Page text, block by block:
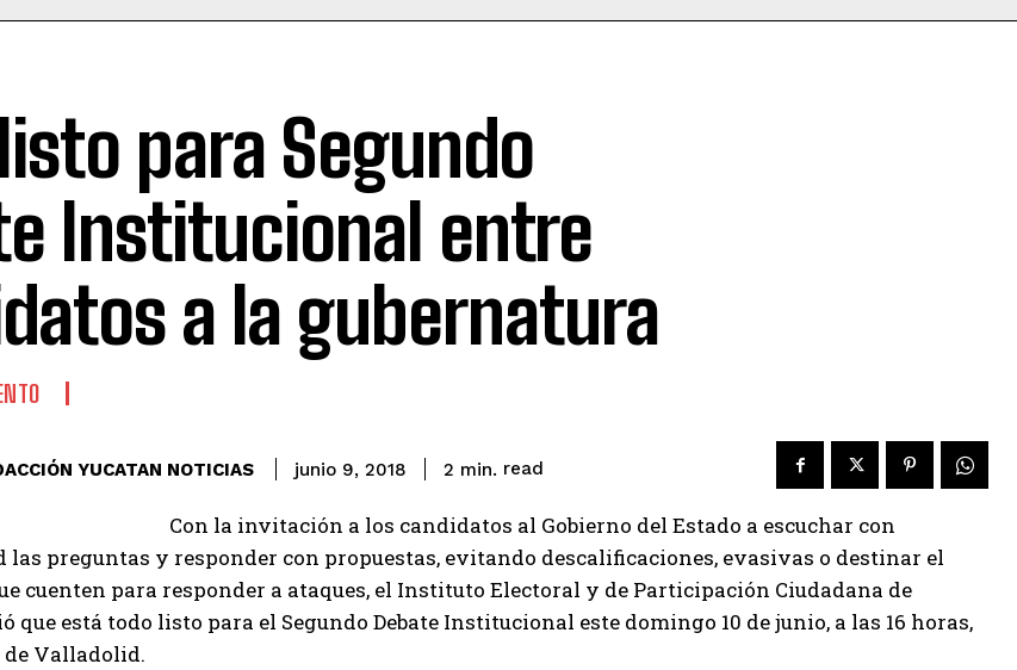
para Segundo
Institucional entre
a la gubernatura
YUCATAN NOTICIAS junio 9, 2018 2 min. read
Con la invitación a los candidatos al Gobierno del Estado a escuchar con
las preguntas y responder con propuestas, evitando descalificaciones, evasivas o destinar el
cuenten para responder a ataques, el Instituto Electoral y de Participación Ciudadana de
que está todo listo para el Segundo Debate Institucional este domingo 10 de junio, a las 16 horas,
Valladolid.